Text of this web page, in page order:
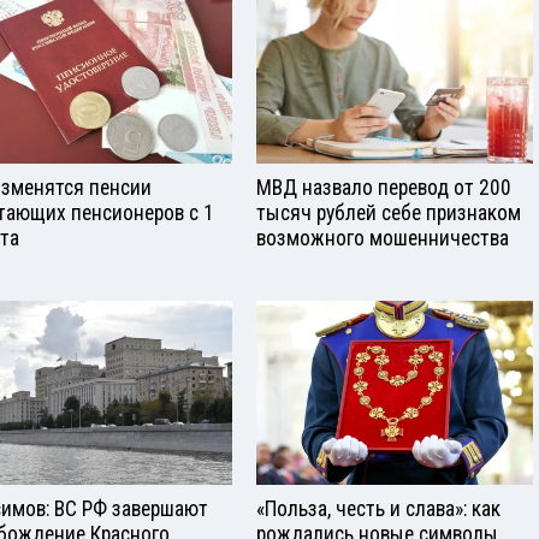
пенсии
пенсионеров с 1
МВД назвало перевод от 200
тысяч рублей себе признаком
возможного мошенничества
ВС РФ завершают
Красного
«Польза, честь и слава»: как
рождались новые символы